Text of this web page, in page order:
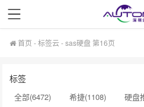
首页 -标签云- sas硬盘 第16页
标签
全部(6472) 希捷(1108)
硬盘